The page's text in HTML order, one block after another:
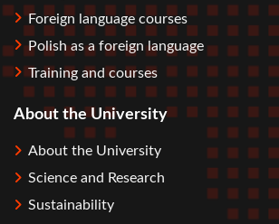
Foreign language courses
Polish as a foreign language
Training and courses
About the University
About the University
Science and Research
Sustainability